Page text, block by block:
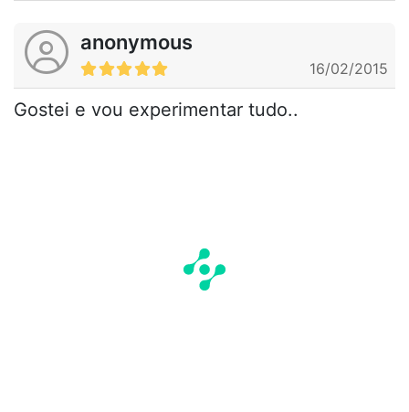
anonymous
16/02/2015
Gostei e vou experimentar tudo..